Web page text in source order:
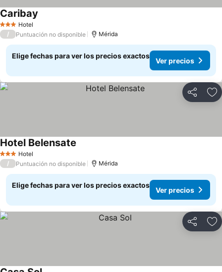
3 Estrellas
Hotel
Caribay
/ Puntuación no disponible Mérida
Elige fechas para ver los precios exactos
Ver precios
Compartir
3 Estrellas
Hotel
Hotel Belensate
/ Puntuación no disponible Mérida
Elige fechas para ver los precios exactos
Ver precios
Compartir